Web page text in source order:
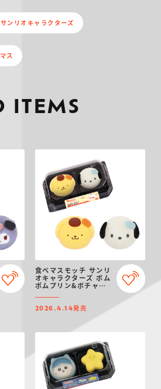
サンリオキャラクターズ
ス
ITEMS
食べマスモッチ サンリ
オキャラクターズ ポム
ポムプリン&ポチャッ
2026.4.14発売